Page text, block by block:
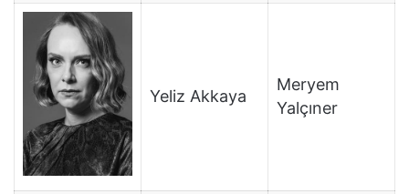
Yeliz Akkaya
Meryem
Yalçıner